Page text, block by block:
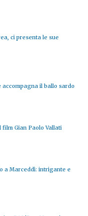
ci presenta le sue
accompagna il ballo sardo
Gian Paolo Vallati
a Marceddì: intrigante e